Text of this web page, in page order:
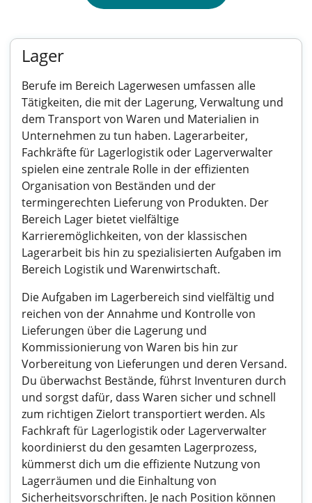
Lager
Berufe im Bereich Lagerwesen umfassen alle
Tätigkeiten, die mit der Lagerung, Verwaltung und
dem Transport von Waren und Materialien in
Unternehmen zu tun haben. Lagerarbeiter,
Fachkräfte für Lagerlogistik oder Lagerverwalter
spielen eine zentrale Rolle in der effizienten
Organisation von Beständen und der
termingerechten Lieferung von Produkten. Der
Bereich Lager bietet vielfältige
Karrieremöglichkeiten, von der klassischen
Lagerarbeit bis hin zu spezialisierten Aufgaben im
Bereich Logistik und Warenwirtschaft.
Die Aufgaben im Lagerbereich sind vielfältig und
reichen von der Annahme und Kontrolle von
Lieferungen über die Lagerung und
Kommissionierung von Waren bis hin zur
Vorbereitung von Lieferungen und deren Versand.
Du überwachst Bestände, führst Inventuren durch
und sorgst dafür, dass Waren sicher und schnell
zum richtigen Zielort transportiert werden. Als
Fachkraft für Lagerlogistik oder Lagerverwalter
koordinierst du den gesamten Lagerprozess,
kümmerst dich um die effiziente Nutzung von
Lagerräumen und die Einhaltung von
Sicherheitsvorschriften. Je nach Position können